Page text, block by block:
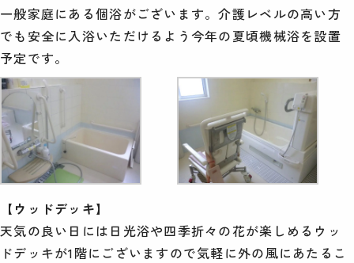
一般家庭にある個浴がございます。介護レベルの高い方
でも安全に入浴いただけるよう今年の夏頃機械浴を設置
予定です。
【ウッドデッキ】
天気の良い日には日光浴や四季折々の花が楽しめるウッ
ドデッキが1階にございますので気軽に外の風にあたるこ